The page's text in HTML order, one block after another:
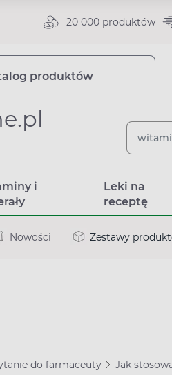
20 000 produktów
produktów
i
Leki na
receptę
Nowości Zestawy
do farmaceuty Jak